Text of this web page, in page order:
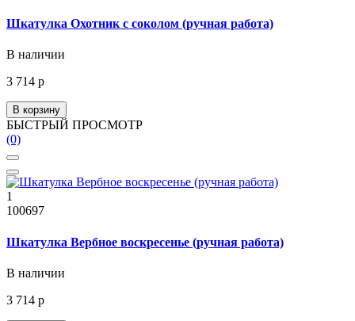
Шкатулка Охотник с соколом (ручная работа)
В наличии
3 714 р
В корзину
БЫСТРЫЙ ПРОСМОТР
(0)
1
100697
Шкатулка Вербное воскресенье (ручная работа)
В наличии
3 714 р